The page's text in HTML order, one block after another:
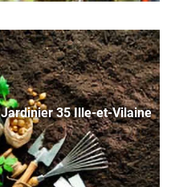
Jardinier 35 Ille-et-Vilaine